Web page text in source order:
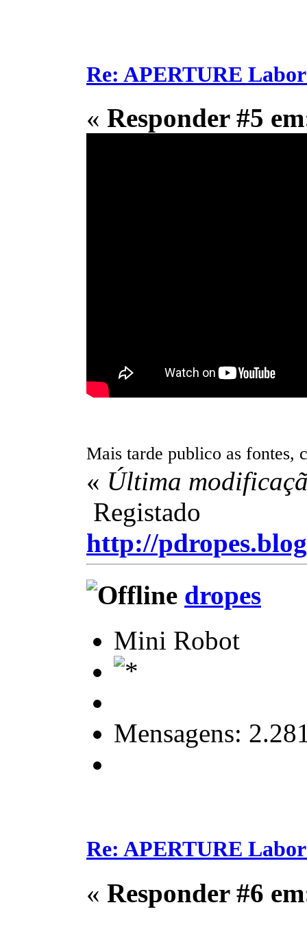
Re: APERTURE
« Responder #5
Mais tarde publico as fontes,
« Última
Registado
http://
dropes
Mini Robot
Mensagens:
Re: APERTURE
« Responder #6